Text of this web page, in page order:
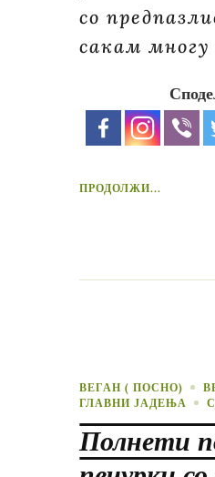
со
сакам
ПРОДОЛЖИ...
ВЕГАН ( ПОСНО)
ГЛАВНИ ЈАДЕЊА
Полнети